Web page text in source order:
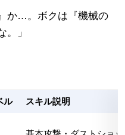
か…。ボクは『機械の
」
ル スキル説明